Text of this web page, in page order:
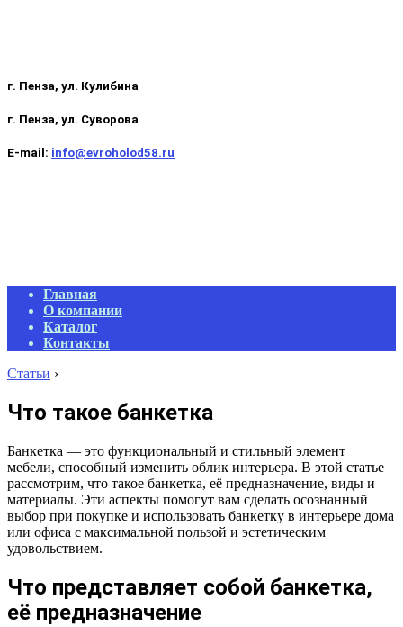
г. Пенза, ул. Кулибина
г. Пенза, ул. Суворова
E-mail: info@evroholod58.ru
Primary
Navigation
Menu
Главная
О компании
Каталог
Контакты
Статьи ›
Что такое банкетка
Банкетка — это функциональный и стильный элемент
мебели, способный изменить облик интерьера. В этой статье
рассмотрим, что такое банкетка, её предназначение, виды и
материалы. Эти аспекты помогут вам сделать осознанный
выбор при покупке и использовать банкетку в интерьере дома
или офиса с максимальной пользой и эстетическим
удовольствием.
Что представляет собой банкетка,
её предназначение